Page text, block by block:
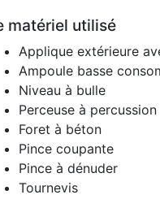
matériel utilisé
Applique extérieure
Ampoule basse
Niveau à bulle
Perceuse à percussion
Foret à béton
Pince coupante
Pince à dénuder
Tournevis